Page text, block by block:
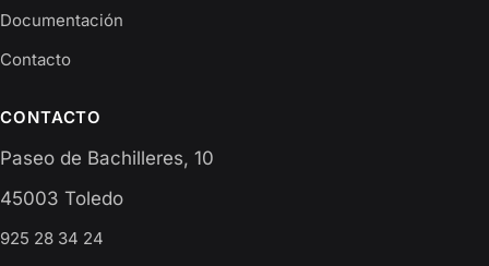
Documentación
Contacto
CONTACTO
Paseo de Bachilleres, 10
45003 Toledo
925 28 34 24